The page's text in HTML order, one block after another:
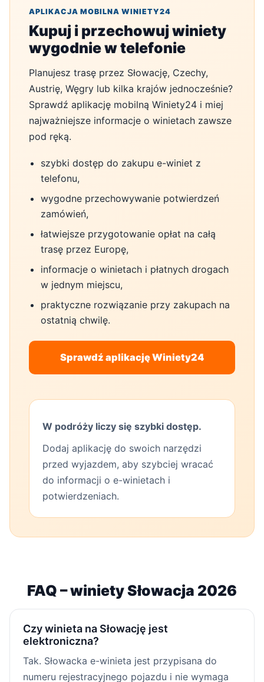
APLIKACJA MOBILNA WINIETY24
Kupuj i przechowuj winiety
wygodnie w telefonie
Planujesz trasę przez Słowację, Czechy,
Austrię, Węgry lub kilka krajów jednocześnie?
Sprawdź aplikację mobilną Winiety24 i miej
najważniejsze informacje o winietach zawsze
pod ręką.
szybki dostęp do zakupu e-winiet z
telefonu,
wygodne przechowywanie potwierdzeń
zamówień,
łatwiejsze przygotowanie opłat na całą
trasę przez Europę,
informacje o winietach i płatnych drogach
w jednym miejscu,
praktyczne rozwiązanie przy zakupach na
ostatnią chwilę.
Sprawdź aplikację Winiety24
W podróży liczy się szybki dostęp.
Dodaj aplikację do swoich narzędzi
przed wyjazdem, aby szybciej wracać
do informacji o e-winietach i
potwierdzeniach.
FAQ – winiety Słowacja 2026
Czy winieta na Słowację jest
elektroniczna?
Tak. Słowacka e-winieta jest przypisana do
numeru rejestracyjnego pojazdu i nie wymaga